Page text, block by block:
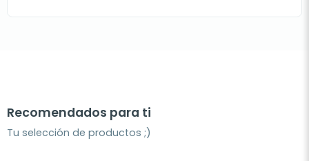
Recomendados para ti
Tu selección de productos ;)